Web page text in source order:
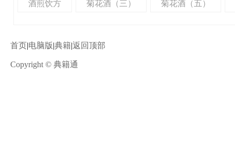
酒煎饮方 菊花酒（三） 菊花酒（五）
首页|电脑版|典籍|返回顶部
Copyright © 典籍通